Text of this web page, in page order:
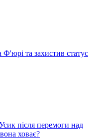
та захистив статус
після перемоги над
ховає?